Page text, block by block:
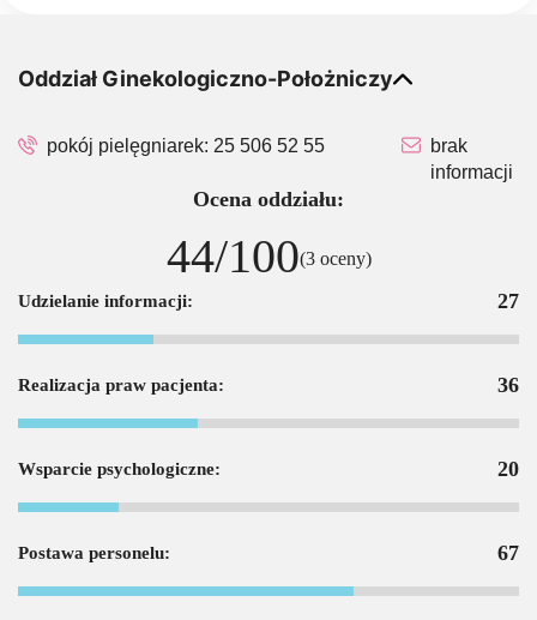
Oddział Ginekologiczno-Położniczy
pokój pielęgniarek: 25 506 52 55
brak
informacji
Ocena oddziału:
44/100(3 oceny)
Udzielanie informacji: 27
Realizacja praw pacjenta: 36
Wsparcie psychologiczne: 20
Postawa personelu: 67